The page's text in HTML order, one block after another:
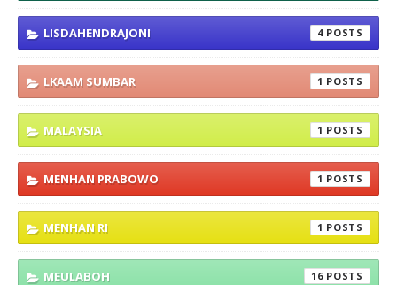
LISDAHENDRAJONI 4
LKAAM SUMBAR 1
MALAYSIA 1
MENHAN PRABOWO 1
MENHAN RI 1
MEULABOH 16